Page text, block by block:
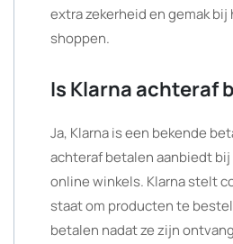
extra zekerheid en gemak
shoppen.
Is Klarna achteraf
Ja, Klarna is een bekende
achteraf betalen aanbiedt
online winkels. Klarna stelt
staat om producten te
betalen nadat ze zijn